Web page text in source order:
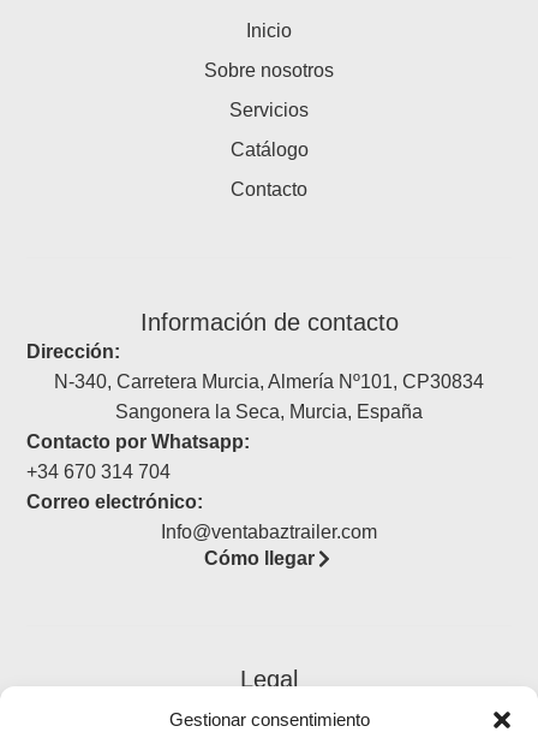
Gestionar consentimiento
Inicio
Sobre nosotros
Servicios
Catálogo
Contacto
Información de contacto
Dirección:
N-340, Carretera Murcia, Almería Nº101, CP30834
Sangonera la Seca, Murcia, España
Contacto por Whatsapp:
+34 670 314 704
Correo electrónico:
Info@ventabaztrailer.com
Cómo llegar
Legal
Aviso legal